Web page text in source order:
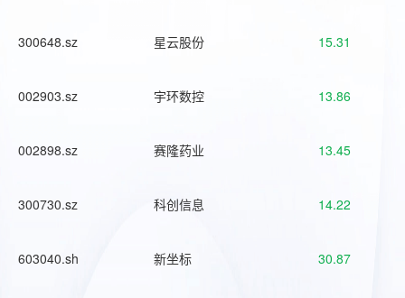
300648.sz 星云股份 15.31
002903.sz 宇环数控 13.86
002898.sz 赛隆药业 13.45
300730.sz 科创信息 14.22
603040.sh 新坐标 30.87